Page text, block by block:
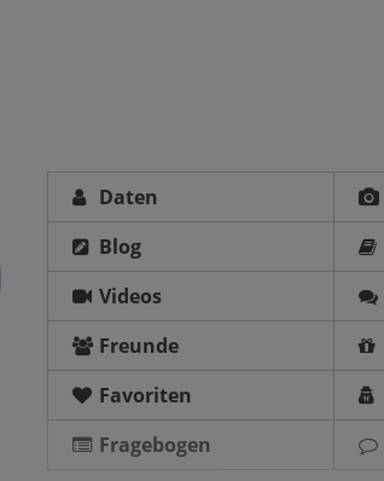
Daten
Blog
Videos
Freunde
Favoriten
Fragebogen